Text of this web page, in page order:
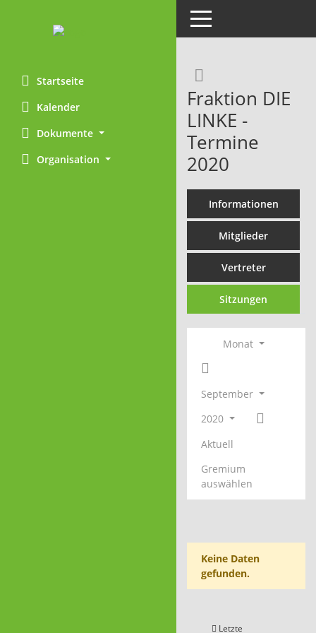
Startseite
Kalender
Dokumente
Organisation
Toggle navigation
Fraktion DIE
LINKE -
Termine
2020
Informationen
Mitglieder
Vertreter
Sitzungen
Monat
September
2020
Aktuell
Gremium
auswählen
Keine Daten
gefunden.
Letzte